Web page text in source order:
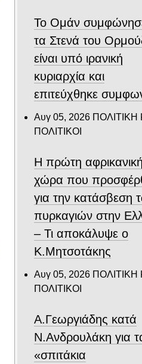
Το Ομάν
τα Στενά του
είναι υπό ιρανική
κυριαρχία και
επιτεύχθηκε
Αυγ 05, 2026 ΠΟΛΙΤΙΚΗ
ΠΟΛΙΤΙΚΟΙ
Η πρώτη αφρικανική
χώρα που
για την κατάσβεση
πυρκαγιών στην
– Τι αποκάλυψε ο
Κ.Μητσοτάκης
Αυγ 05, 2026 ΠΟΛΙΤΙΚΗ
ΠΟΛΙΤΙΚΟΙ
Α.Γεωργιάδης κατά
Ν.Ανδρουλάκη για
«σπιτάκια